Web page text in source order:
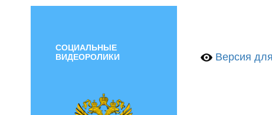
СОЦИАЛЬНЫЕ
ВИДЕОРОЛИКИ
Версия